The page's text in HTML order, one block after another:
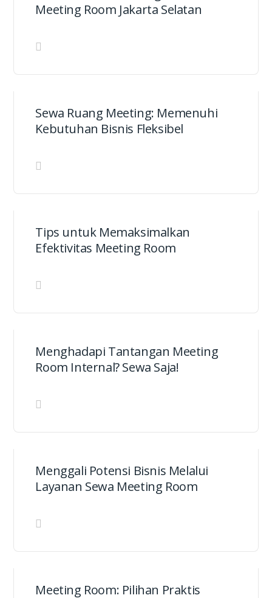
Meeting Room Jakarta Selatan
Sewa Ruang Meeting: Memenuhi
Kebutuhan Bisnis Fleksibel
Tips untuk Memaksimalkan
Efektivitas Meeting Room
Menghadapi Tantangan Meeting
Room Internal? Sewa Saja!
Menggali Potensi Bisnis Melalui
Layanan Sewa Meeting Room
Meeting Room: Pilihan Praktis